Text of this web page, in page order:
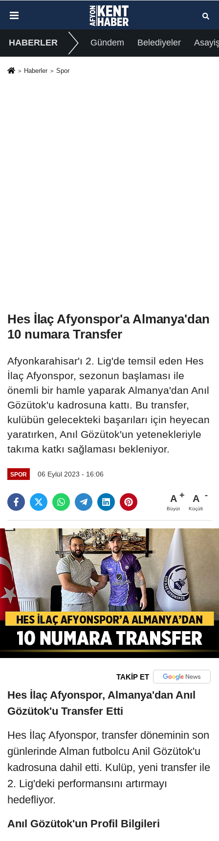
HABERLER Gündem Belediyeler
Haberler Spor
Hes İlaç Afyonspor'a Almanya'dan
10 numara Transfer
Afyonkarahisar'ı 2. Lig'de temsil eden Hes
İlaç Afyonspor, sezonun başlaması ile
önemli bir hamle yaparak Almanya'dan Anıl
Gözütok'u kadrosuna kattı. Bu transfer,
kulübün gelecekteki başarıları için heyecan
yaratırken, Anıl Gözütok'un yetenekleriyle
takıma katkı sağlaması bekleniyor.
SPOR 06 Eylül 2023 - 16:06
A
Büyüt
A
Küçült
TAKİP ET
Hes İlaç Afyonspor, Almanya'dan Anıl
Gözütok'u Transfer Etti
Hes İlaç Afyonspor, transfer döneminin son
günlerinde Alman futbolcu Anil Gözütok'u
kadrosuna dahil etti. Kulüp, yeni transfer ile
2. Lig'deki performansını artırmayı
hedefliyor.
Anıl Gözütok'un Profil Bilgileri